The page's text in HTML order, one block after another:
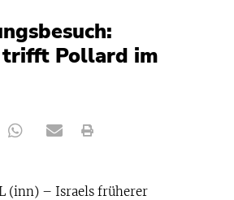
trifft Pollard im
(inn) – Israels früherer